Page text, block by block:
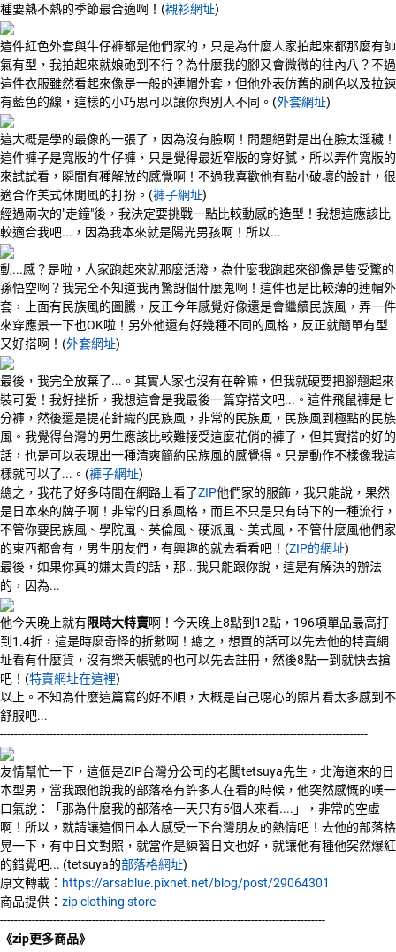
種要熱不熱的季節最合適啊！(襯衫網址)
這件紅色外套與牛仔褲都是他們家的，只是為什麼人家拍起來都那麼有帥
氣有型，我拍起來就娘砲到不行？為什麼我的腳又會微微的往內八？不過
這件衣服雖然看起來像是一般的連帽外套，但他外表仿舊的刷色以及拉鍊
有藍色的線，這樣的小巧思可以讓你與別人不同。(外套網址)
這大概是學的最像的一張了，因為沒有臉啊！問題絕對是出在臉太淫穢！
這件褲子是寬版的牛仔褲，只是覺得最近窄版的穿好膩，所以弄件寬版的
來試試看，瞬間有種解放的感覺啊！不過我喜歡他有點小破壞的設計，很
適合作美式休閒風的打扮。(褲子網址)
經過兩次的"走鐘"後，我決定要挑戰一點比較動感的造型！我想這應該比
較適合我吧...，因為我本來就是陽光男孩啊！所以...
動...感？是啦，人家跑起來就那麼活潑，為什麼我跑起來卻像是隻受驚的
孫悟空啊？我完全不知道我再驚訝個什麼鬼啊！這件也是比較薄的連帽外
套，上面有民族風的圖騰，反正今年感覺好像還是會繼續民族風，弄一件
來穿應景一下也OK啦！另外他還有好幾種不同的風格，反正就簡單有型
又好搭啊！(外套網址)
最後，我完全放棄了...。其實人家也沒有在幹嘛，但我就硬要把腳翹起來
裝可愛！我好挫折，我想這會是我最後一篇穿搭文吧...。這件飛鼠褲是七
分褲，然後還是提花針織的民族風，非常的民族風，民族風到極點的民族
風。我覺得台灣的男生應該比較難接受這麼花俏的褲子，但其實搭的好的
話，也是可以表現出一種清爽簡約民族風的感覺得。只是動作不樣像我這
樣就可以了...。(褲子網址)
總之，我花了好多時間在網路上看了ZIP他們家的服飾，我只能說，果然
是日本來的牌子啊！非常的日系風格，而且不只是只有時下的一種流行，
不管你要民族風、學院風、英倫風、硬派風、美式風，不管什麼風他們家
的東西都會有，男生朋友們，有興趣的就去看看吧！(ZIP的網址)
最後，如果你真的嫌太貴的話，那...我只能跟你說，這是有解決的辦法
的，因為...
他今天晚上就有限時大特賣啊！今天晚上8點到12點，196項單品最高打
到1.4折，這是時麼奇怪的折數啊！總之，想買的話可以先去他的特賣網
址看有什麼貨，沒有樂天帳號的也可以先去註冊，然後8點一到就快去搶
吧！(特賣網址在這裡)
以上。不知為什麼這篇寫的好不順，大概是自己噁心的照片看太多感到不
舒服吧...
--------------------------------------------------------------------------------------------------------
友情幫忙一下，這個是ZIP台灣分公司的老闆tetsuya先生，北海道來的日
本型男，當我跟他說我的部落格有許多人在看的時候，他突然感慨的嘆一
口氣說：「那為什麼我的部落格一天只有5個人來看....」，非常的空虛
啊！所以，就請讓這個日本人感受一下台灣朋友的熱情吧！去他的部落格
晃一下，有中日文對照，就當作是練習日文也好，就讓他有種他突然爆紅
的錯覺吧... (tetsuya的部落格網址)
原文轉載： https://arsablue.pixnet.net/blog/post/29064301
商品提供： zip clothing store
--------------------------------------------------------------------------------------------
《zip更多商品》